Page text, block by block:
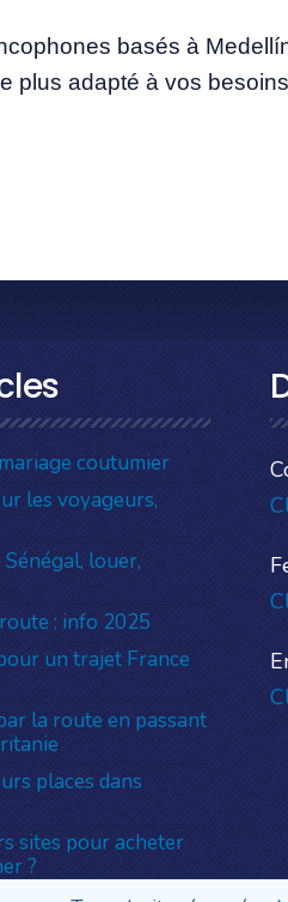
basés à
plus adapté à vos
coutumier
les voyageurs,
louer,
: info 2025
un trajet France
la route en passant
places dans
sites pour acheter
?